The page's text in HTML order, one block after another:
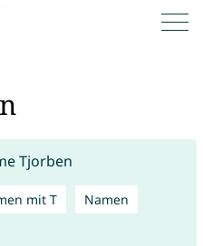
mit T Namen